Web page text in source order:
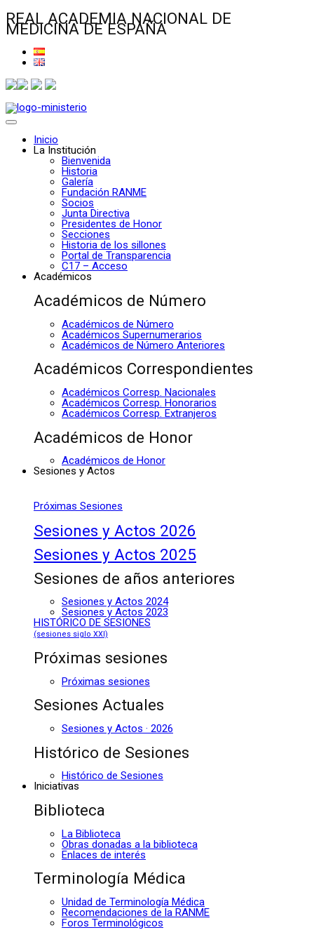
REAL ACADEMIA NACIONAL DE
MEDICINA DE ESPAÑA
Inicio
La Institución
Bienvenida
Historia
Galería
Fundación RANME
Socios
Junta Directiva
Presidentes de Honor
Secciones
Historia de los sillones
Portal de Transparencia
C17 – Acceso
Académicos
Académicos de Número
Académicos de Número
Académicos Supernumerarios
Académicos de Número Anteriores
Académicos Correspondientes
Académicos Corresp. Nacionales
Académicos Corresp. Honorarios
Académicos Corresp. Extranjeros
Académicos de Honor
Académicos de Honor
Sesiones y Actos
Próximas Sesiones
Sesiones y Actos 2026
Sesiones y Actos 2025
Sesiones de años anteriores
Sesiones y Actos 2024
Sesiones y Actos 2023
HISTÓRICO DE SESIONES
(sesiones siglo XXI)
Próximas sesiones
Próximas sesiones
Sesiones Actuales
Sesiones y Actos · 2026
Histórico de Sesiones
Histórico de Sesiones
Iniciativas
Biblioteca
La Biblioteca
Obras donadas a la biblioteca
Enlaces de interés
Terminología Médica
Unidad de Terminología Médica
Recomendaciones de la RANME
Foros Terminológicos